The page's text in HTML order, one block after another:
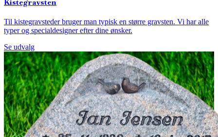
Kistegravsten
Til kistegravsteder bruger man typisk en større gravsten. Vi har alle
typer og specialdesigner efter dine ønsker.
Se udvalg